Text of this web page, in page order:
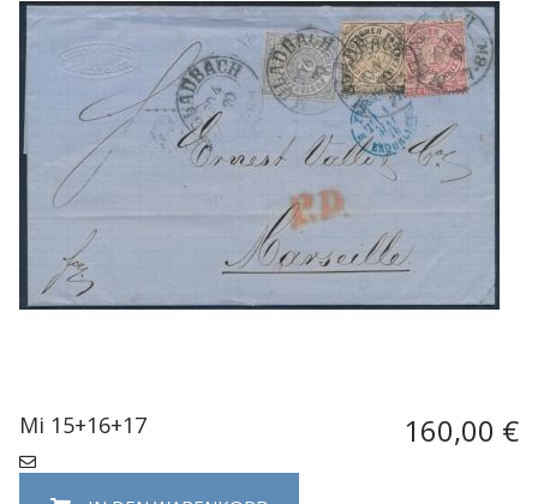
Mi 15+16+17 160,00 €